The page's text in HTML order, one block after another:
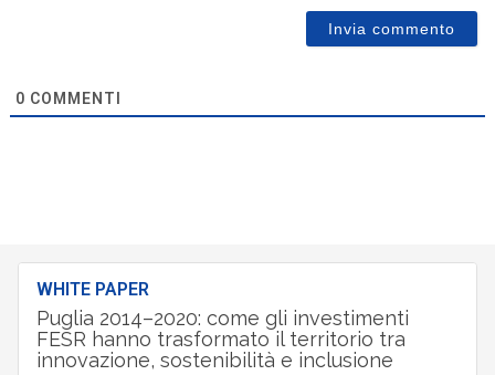
0 COMMENTI
WHITE PAPER
Puglia 2014–2020: come gli investimenti
FESR hanno trasformato il territorio tra
innovazione, sostenibilità e inclusione